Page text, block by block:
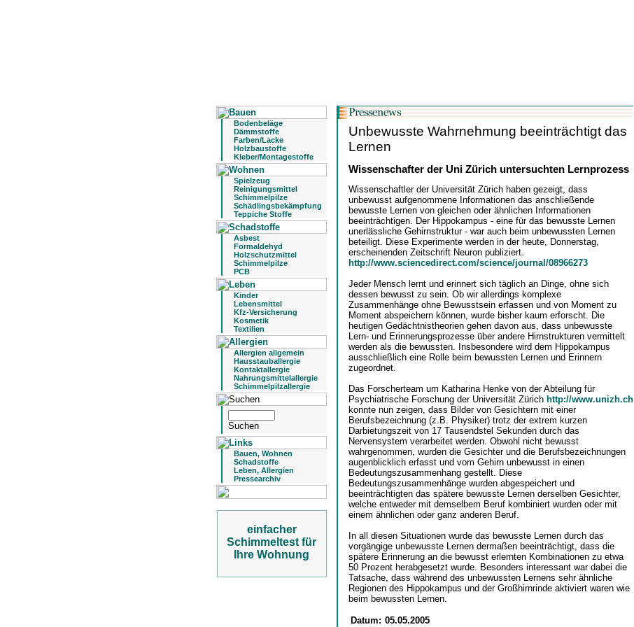
Bodenbeläge
Dämmstoffe
Farben/Lacke
Holzbaustoffe
Kleber/Montagestoffe
Spielzeug
Reinigungsmittel
Schimmelpilze
Schädlingsbekämpfung
Teppiche Stoffe
Asbest
Formaldehyd
Holzschutzmittel
Schimmelpilze
PCB
Kinder
Lebensmittel
Kfz-Versicherung
Kosmetik
Textilien
Allergien allgemein
Hausstauballergie
Kontaktallergie
Nahrungsmittelallergie
Schimmelpilzallergie
Bauen, Wohnen
Schadstoffe
Leben, Allergien
Pressearchiv
einfacher
Schimmeltest für
Ihre Wohnung
Unbewusste Wahrnehmung beeinträchtigt das
Lernen
Wissenschafter der Uni Zürich untersuchten Lernprozess
Wissenschaftler der Universität Zürich haben gezeigt, dass
unbewusst aufgenommene Informationen das anschließende
bewusste Lernen von gleichen oder ähnlichen Informationen
beeinträchtigen. Der Hippokampus - eine für das bewusste Lernen
unerlässliche Gehirnstruktur - war auch beim unbewussten Lernen
beteiligt. Diese Experimente werden in der heute, Donnerstag,
erscheinenden Zeitschrift Neuron publiziert.
http://www.sciencedirect.com/science/journal/08966273
Jeder Mensch lernt und erinnert sich täglich an Dinge, ohne sich
dessen bewusst zu sein. Ob wir allerdings komplexe
Zusammenhänge ohne Bewusstsein erfassen und von Moment zu
Moment abspeichern können, wurde bisher kaum erforscht. Die
heutigen Gedächtnistheorien gehen davon aus, dass unbewusste
Lern- und Erinnerungsprozesse über andere Hirnstrukturen vermittelt
werden als die bewussten. Insbesondere wird dem Hippokampus
ausschließlich eine Rolle beim bewussten Lernen und Erinnern
zugeordnet.
Das Forscherteam um Katharina Henke von der Abteilung für
Psychiatrische Forschung der Universität Zürich http://www.unizh.ch
konnte nun zeigen, dass Bilder von Gesichtern mit einer
Berufsbezeichnung (z.B. Physiker) trotz der extrem kurzen
Darbietungszeit von 17 Tausendstel Sekunden durch das
Nervensystem verarbeitet werden. Obwohl nicht bewusst
wahrgenommen, wurden die Gesichter und die Berufsbezeichnungen
augenblicklich erfasst und vom Gehirn unbewusst in einen
Bedeutungszusammenhang gestellt. Diese
Bedeutungszusammenhänge wurden abgespeichert und
beeinträchtigten das spätere bewusste Lernen derselben Gesichter,
welche entweder mit demselbem Beruf kombiniert wurden oder mit
einem ähnlichen oder ganz anderen Beruf.
In all diesen Situationen wurde das bewusste Lernen durch das
vorgängige unbewusste Lernen dermaßen beeinträchtigt, dass die
spätere Erinnerung an die bewusst erlernten Kombinationen zu etwa
50 Prozent herabgesetzt wurde. Besonders interessant war dabei die
Tatsache, dass während des unbewussten Lernens sehr ähnliche
Regionen des Hippokampus und der Großhirnrinde aktiviert waren wie
beim bewussten Lernen.
Datum: 05.05.2005